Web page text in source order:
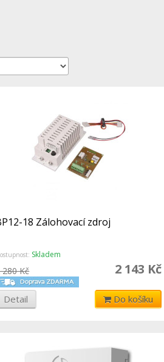
18 Zálohovací zdroj
Skladem
2 143 Kč
280 Kč
Detail Do košíku